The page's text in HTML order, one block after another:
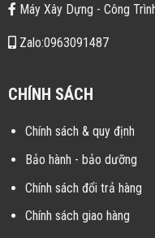
Máy Xây Dựng - Công
Zalo:0963091487
CHÍNH SÁCH
Chính sách & quy định
Bảo hành - bảo dưỡng
Chính sách đổi trả hàng
Chính sách giao hàng